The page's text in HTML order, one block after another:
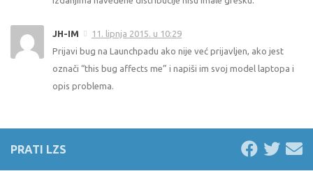
JH-IM
11. lipnja 2015. u 10:29
Prijavi bug na Launchpadu ako nije već prijavljen, ako jest
označi “this bug affects me” i napiši im svoj model laptopa i
opis problema.
PRATI LZS